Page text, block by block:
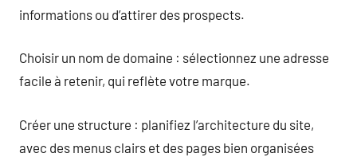
informations ou d’attirer des prospects.
Choisir un nom de domaine : sélectionnez une adresse
facile à retenir, qui reflète votre marque.
Créer une structure : planifiez l’architecture du site,
avec des menus clairs et des pages bien organisées